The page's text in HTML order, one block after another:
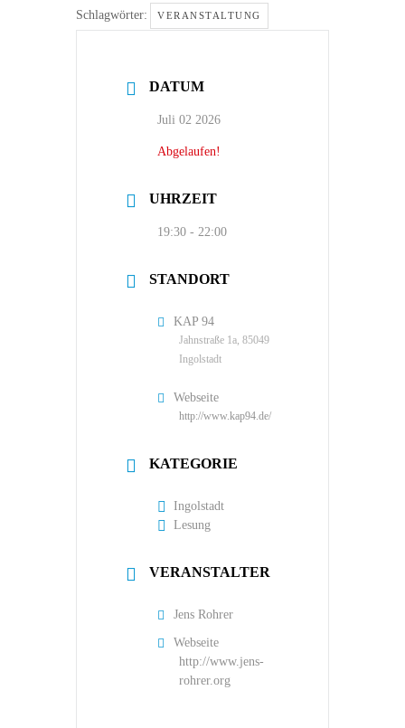
Schlagwörter: VERANSTALTUNG
DATUM
Juli 02 2026
Abgelaufen!
UHRZEIT
19:30 - 22:00
STANDORT
KAP 94
Jahnstraße 1a, 85049
Ingolstadt
Webseite
http://www.kap94.de/
KATEGORIE
Ingolstadt
Lesung
VERANSTALTER
Jens Rohrer
Webseite
http://www.jens-
rohrer.org